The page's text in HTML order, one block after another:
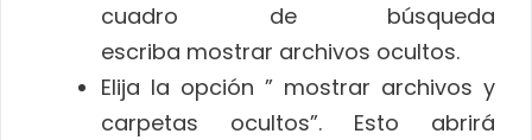
cuadro de búsqueda
escriba mostrar archivos ocultos.
Elija la opción ” mostrar archivos y
carpetas ocultos”. Esto abrirá